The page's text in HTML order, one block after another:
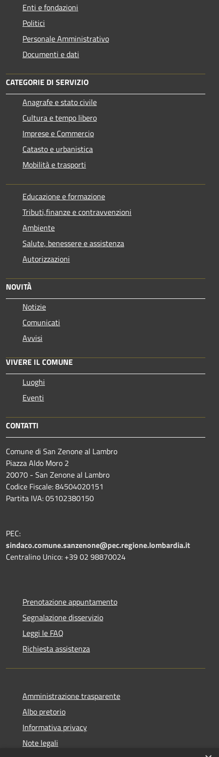
Enti e fondazioni
Politici
Personale Amministrativo
Documenti e dati
CATEGORIE DI SERVIZIO
Anagrafe e stato civile
Cultura e tempo libero
Imprese e Commercio
Catasto e urbanistica
Mobilità e trasporti
Educazione e formazione
Tributi,finanze e contravvenzioni
Ambiente
Salute, benessere e assistenza
Autorizzazioni
NOVITÀ
Notizie
Comunicati
Avvisi
VIVERE IL COMUNE
Luoghi
Eventi
CONTATTI
Comune di San Zenone al Lambro
Piazza Aldo Moro 2
20070 - San Zenone al Lambro
Codice Fiscale: 84504020151
Partita IVA: 05102380150
PEC:
sindaco.comune.sanzenone@pec.regione.lombardia.it
Centralino Unico: +39 02 98870024
Prenotazione appuntamento
Segnalazione disservizio
Leggi le FAQ
Richiesta assistenza
Amministrazione trasparente
Albo pretorio
Informativa privacy
Note legali